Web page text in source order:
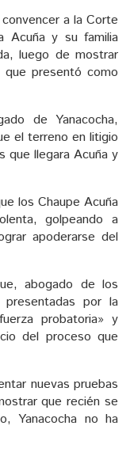
a la Corte
Acuña y su familia
luego de mostrar
presentó como
de Yanacocha,
el terreno en litigio
que llegara Acuña y
los Chaupe Acuña
golpeando a
apoderarse del
abogado de los
presentadas por la
probatoria» y
del proceso que
nuevas pruebas
que recién se
Yanacocha no ha